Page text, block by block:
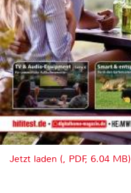
Jetzt laden (, PDF, 6.04 MB)